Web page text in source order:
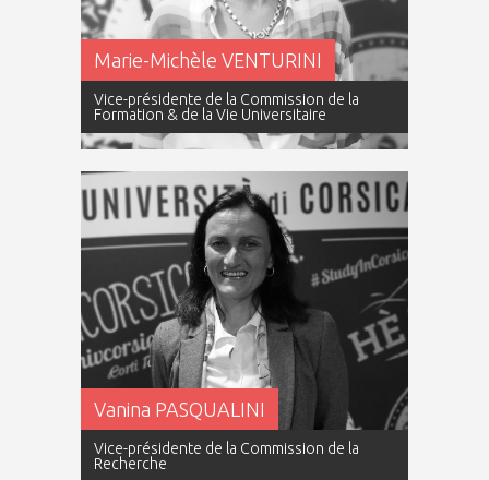
Marie-Michèle VENTURINI
Vice-présidente de la Commission de la
Formation & de la Vie Universitaire
Vanina PASQUALINI
Vice-présidente de la Commission de la
Recherche